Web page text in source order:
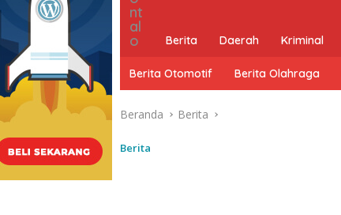
Berita Daerah Kriminal
Berita Otomotif Berita Olahraga
Beranda Berita
Berita